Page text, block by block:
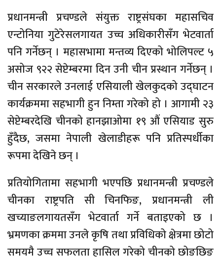
प्रधानमन्त्री प्रचण्डले संयुक्त राष्ट्रसंघका महासचिव
एन्टोनिया गुटेरेसलगायत उच्च अधिकारीसँग भेटवार्ता
पनि गर्नेछन् । महासभामा मन्तव्य दिएको भोलिपल्ट ५
असोज ९२२ सेप्टेम्बरमा दिन उनी चीन प्रस्थान गर्नेछन् ।
चीन सरकारले उनलाई एसियाली खेलकुदको उद्घाटन
कार्यक्रममा सहभागी हुन निम्ता गरेको हो । आगामी २३
सेप्टेम्बरदेखि चीनको हानझाओमा १९ औं एसियाड सुरु
हुँदैछ, जसमा नेपाली खेलाडीहरू पनि प्रतिस्पर्धीका
रूपमा देखिने छन् ।
प्रतियोगितामा सहभागी भएपछि प्रधानमन्त्री प्रचण्डले
चीनका राष्ट्रपति सी चिनफिङ, प्रधानमन्त्री ली
खच्याङलगायतसँग भेटवार्ता गर्ने बताइएको छ ।
भ्रमणका क्रममा उनले कृषि तथा प्रविधिको क्षेत्रमा छोटो
समयमै उच्च सफलता हासिल गरेको चीनको छोङछिङ